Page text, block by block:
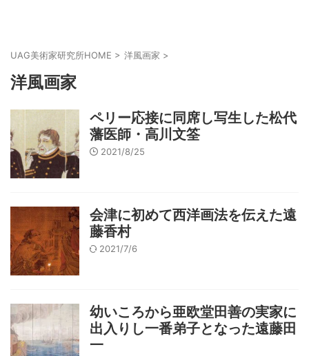
UAG美術家研究所HOME > 洋風画家 >
洋風画家
ペリー応接に同席し写生した松代
藩医師・高川文筌
2021/8/25
会津に初めて西洋画法を伝えた遠
藤香村
2021/7/6
幼いころから亜欧堂田善の実家に
出入りし一番弟子となった遠藤田
一